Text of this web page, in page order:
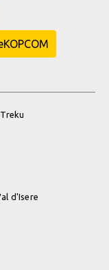
d'Isere